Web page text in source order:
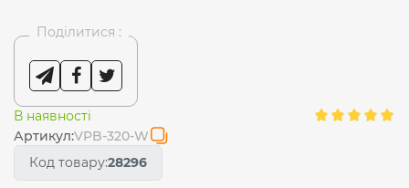
Поділитися :
В наявності
Артикул:VPB-320-W
Код товару:28296